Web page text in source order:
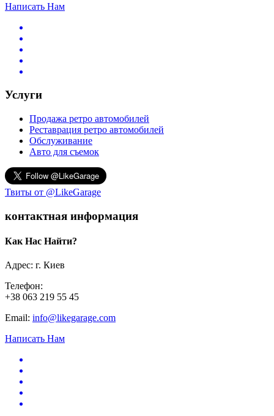
Написать Нам
Услуги
Продажа ретро автомобилей
Реставрация ретро автомобилей
Обслуживание
Авто для съемок
Твиты от @LikeGarage
контактная информация
Как Нас Найти?
Адрес: г. Киев
Телефон:
+38 063 219 55 45
Email: info@likegarage.com
Написать Нам